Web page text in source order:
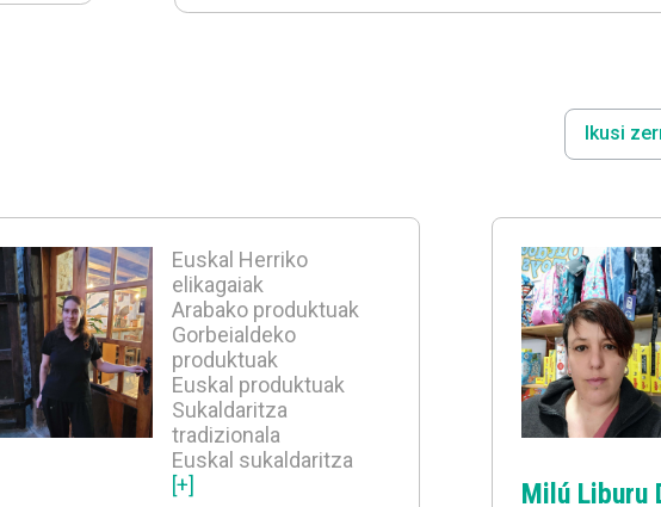
Ikusi
Euskal Herriko
elikagaiak
Arabako produktuak
Gorbeialdeko
produktuak
Euskal produktuak
Sukaldaritza
tradizionala
Euskal sukaldaritza
[+]
Milú Liburu